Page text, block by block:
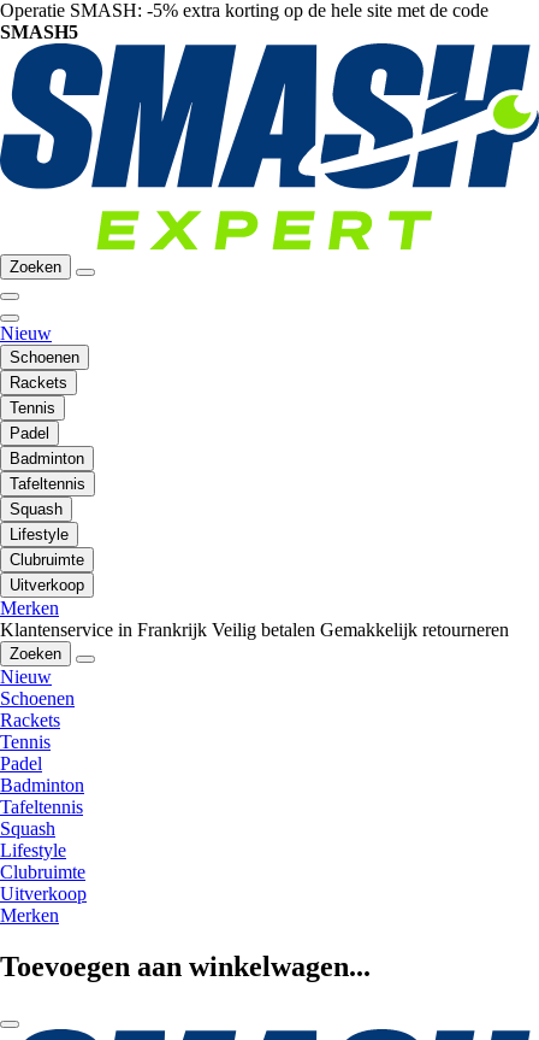
Operatie SMASH: -5% extra korting op de hele site met de code
SMASH5
Zoeken
Nieuw
Schoenen
Rackets
Tennis
Padel
Badminton
Tafeltennis
Squash
Lifestyle
Clubruimte
Uitverkoop
Merken
Klantenservice in Frankrijk Veilig betalen Gemakkelijk retourneren
Zoeken
Nieuw
Schoenen
Rackets
Tennis
Padel
Badminton
Tafeltennis
Squash
Lifestyle
Clubruimte
Uitverkoop
Merken
Toevoegen aan winkelwagen...